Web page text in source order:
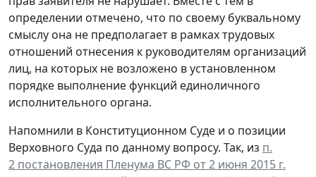
определении отмечено, что по своему буквальному
смыслу она не предполагает в рамках трудовых
отношений отнесения к руководителям организаций
лиц, на которых не возложено в установленном
порядке выполнение функций единоличного
исполнительного органа.
Напомнили в Конституционном Суде и о позиции
Верховного Суда по данному вопросу. Так, из п.
2 постановления Пленума ВС РФ от 2 июня 2015 г.